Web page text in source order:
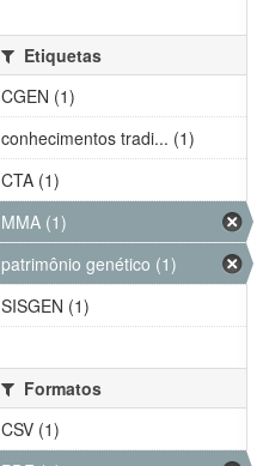
Etiquetas
CGEN (1)
conhecimentos tradi... (1)
CTA (1)
MMA (1)
patrimônio genético (1)
SISGEN (1)
Formatos
CSV (1)